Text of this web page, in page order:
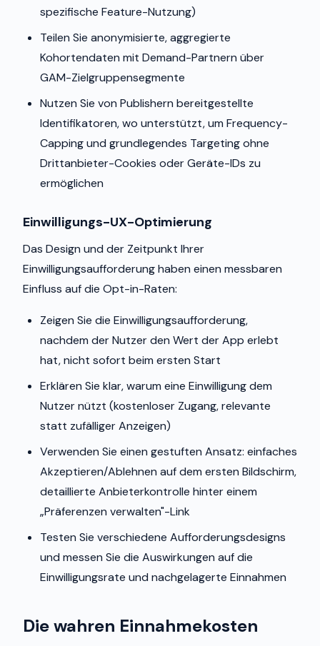
spezifische Feature-Nutzung)
Teilen Sie anonymisierte, aggregierte
Kohortendaten mit Demand-Partnern über
GAM-Zielgruppensegmente
Nutzen Sie von Publishern bereitgestellte
Identifikatoren, wo unterstützt, um Frequency-
Capping und grundlegendes Targeting ohne
Drittanbieter-Cookies oder Geräte-IDs zu
ermöglichen
Einwilligungs-UX-Optimierung
Das Design und der Zeitpunkt Ihrer
Einwilligungsaufforderung haben einen messbaren
Einfluss auf die Opt-in-Raten:
Zeigen Sie die Einwilligungsaufforderung,
nachdem der Nutzer den Wert der App erlebt
hat, nicht sofort beim ersten Start
Erklären Sie klar, warum eine Einwilligung dem
Nutzer nützt (kostenloser Zugang, relevante
statt zufälliger Anzeigen)
Verwenden Sie einen gestuften Ansatz: einfaches
Akzeptieren/Ablehnen auf dem ersten Bildschirm,
detaillierte Anbieterkontrolle hinter einem
„Präferenzen verwalten"-Link
Testen Sie verschiedene Aufforderungsdesigns
und messen Sie die Auswirkungen auf die
Einwilligungsrate und nachgelagerte Einnahmen
Die wahren Einnahmekosten